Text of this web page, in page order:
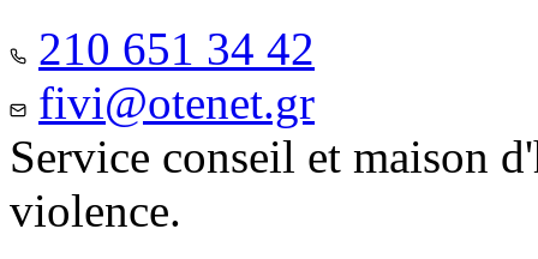
210 651 34 42
fivi@otenet.gr
Service conseil et maison
violence.